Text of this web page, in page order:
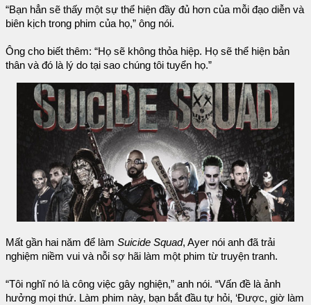
“Bạn hẳn sẽ thấy một sự thể hiện đầy đủ hơn của mỗi đạo diễn và
biên kịch trong phim của họ,” ông nói.
Ông cho biết thêm: “Họ sẽ không thỏa hiệp. Họ sẽ thể hiện bản
thân và đó là lý do tại sao chúng tôi tuyển họ.”
Mất gần hai năm để làm Suicide Squad, Ayer nói anh đã trải
nghiệm niềm vui và nỗi sợ hãi làm một phim từ truyện tranh.
“Tôi nghĩ nó là công việc gây nghiện,” anh nói. “Vấn đề là ảnh
hưởng mọi thứ. Làm phim này, bạn bắt đầu tự hỏi, ‘Được, giờ làm